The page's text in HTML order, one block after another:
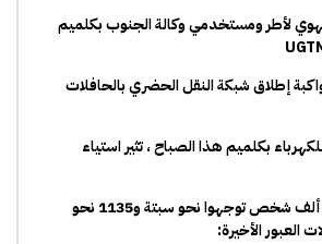
لأطر ومستخدمي وكالة الجنوب بكلميم
إطلاق شبكة النقل الحضري بالحافلات
بكلميم هذا الصباح ، تثير استياء
وزارة الداخلية: 40 ألف شخص توجهوا نحو سبتة و1135 نحو
العبور الأخيرة: